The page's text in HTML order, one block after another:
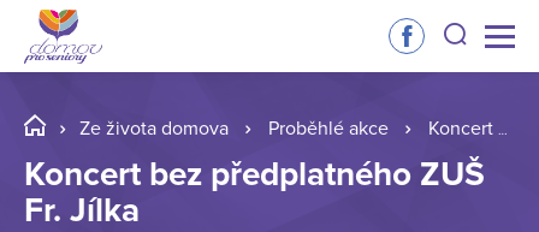
Ze života domova Proběhlé akce Koncert bez předplatného ZUŠ Fr. Jílka
Koncert bez předplatného ZUŠ
Fr. Jílka